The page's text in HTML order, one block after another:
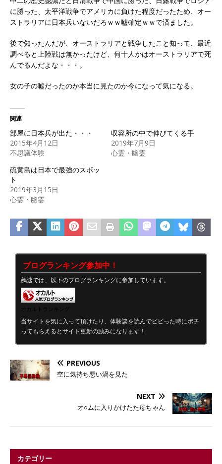
に勝った、太平洋戦争でアメリカに負けた程度だったため、オー
ストラリアに日本兵いないだろｗｗ嘘確定ｗｗで済ました。
後で知ったんだが、オーストラリアと戦争したこと知って、最近
調べると上陸戦は無かったけど、何十人かはオーストラリアで死
んでるんだよな・・・。
女の子の嘘だったのか本当に見たのか今になって気になる。
関連
部屋に日本兵が出た・・・
2015年4月12日
不思議体験
収容所の中で伸びてくる手
2019年7月9日
心霊・幽霊
硫黄島は日本で最強のスポッ
ト
2019年3月15日
心霊・幽霊
ブログランキング参加中！
鵺速では、以下のブログランキングに参加しています。
当サイトを気に入って頂けたり、体験談を読んでビビった時にポチ
ってもらえるとサイト更新の励みになります！
PREVIOUS
空に気持ち悪い渦を見た
NEXT
オ○ムに入りかけたた母ちゃん
カテゴリー